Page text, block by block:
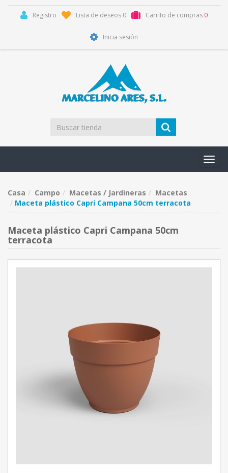
Registro Lista de deseos 0 Carrito de compras 0
Inicia sesión
Casa Campo Macetas / Jardineras
Macetas
Maceta plástico Capri Campana 50cm terracota
Maceta plástico Capri Campana 50cm
terracota